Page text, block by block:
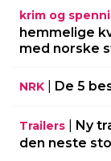
krim og
hemmelige
med norske
NRK De 5
Trailers
Ny
den neste